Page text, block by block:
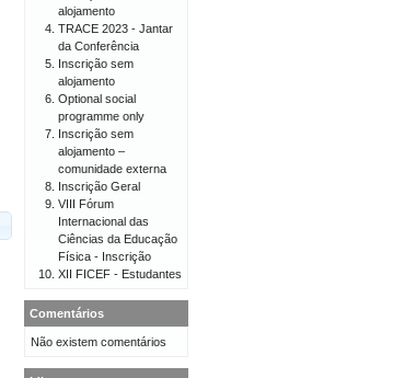
alojamento
TRACE 2023 - Jantar
da Conferência
Inscrição sem
alojamento
Optional social
programme only
Inscrição sem
alojamento –
comunidade externa
Inscrição Geral
VIII Fórum
Internacional das
Ciências da Educação
Física - Inscrição
XII FICEF - Estudantes
Comentários
Não existem comentários